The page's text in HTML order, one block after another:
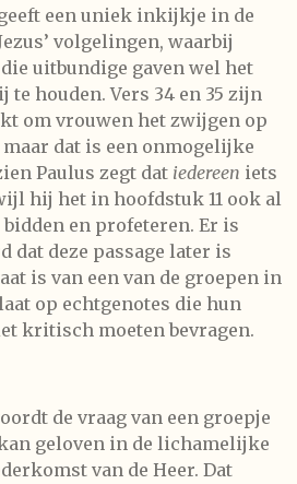
een uniek inkijkje in de
volgelingen, waarbij
uitbundige gaven wel het
te houden. Vers 34 en 35 zijn
om vrouwen het zwijgen op
dat is een onmogelijke
Paulus zegt dat iedereen iets
hij het in hoofdstuk 11 ook al
bidden en profeteren. Er is
dat deze passage later is
is van een van de groepen in
op echtgenotes die hun
kritisch moeten bevragen.
de vraag van een groepje
geloven in de lichamelijke
van de Heer. Dat